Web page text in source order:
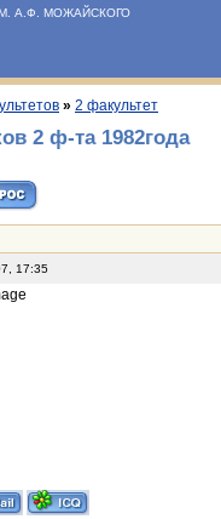
А.Ф. МОЖАЙСКОГО
» 2 факультет
2 ф-та 1982года
17:35